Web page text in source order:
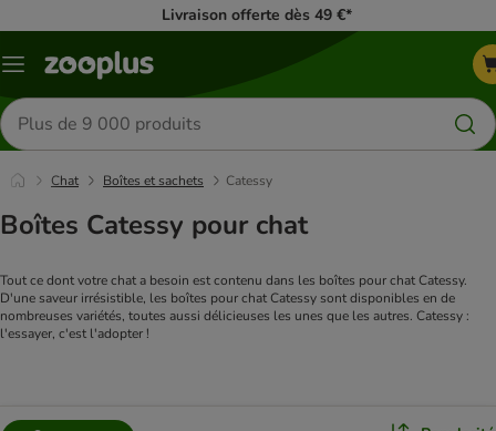
Livraison offerte dès 49 €*
Menu
Rechercher
des
produits
Chat Boîtes et sachets Catessy
Boîtes Catessy pour chat
Tout ce dont votre chat a besoin est contenu dans les boîtes pour chat Catessy.
D'une saveur irrésistible, les boîtes pour chat Catessy sont disponibles en de
nombreuses variétés, toutes aussi délicieuses les unes que les autres. Catessy :
l'essayer, c'est l'adopter !